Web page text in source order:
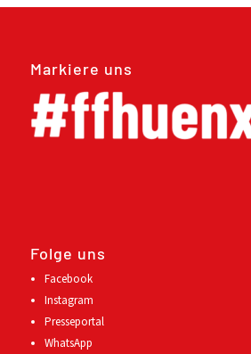
Markiere uns
Folge uns
Facebook
Instagram
Presseportal
WhatsApp